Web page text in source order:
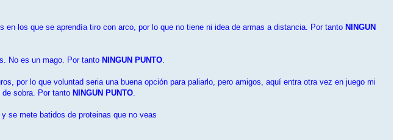
en los que se aprendía tiro con arco, por lo que no tiene ni idea de armas a distancia. Por tanto NINGUN
No es un mago. Por tanto NINGUN PUNTO.
por lo que voluntad seria una buena opción para paliarlo, pero amigos, aquí entra otra vez en juego mi
sobra. Por tanto NINGUN PUNTO.
se mete batidos de proteinas que no veas